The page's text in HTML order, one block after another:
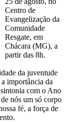
Centro de
Evangelização da
Comunidade
Resgate, em
Chácara (MG), a
partir das 8h.
da juventude
importância da
com o Ano
nós um só corpo
fé, a força de